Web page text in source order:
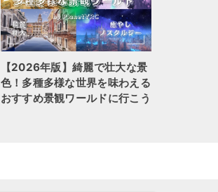
【2026年版】綺麗で壮大な景
色！多種多様な世界を味わえる
おすすめ景観ワールドに行こう